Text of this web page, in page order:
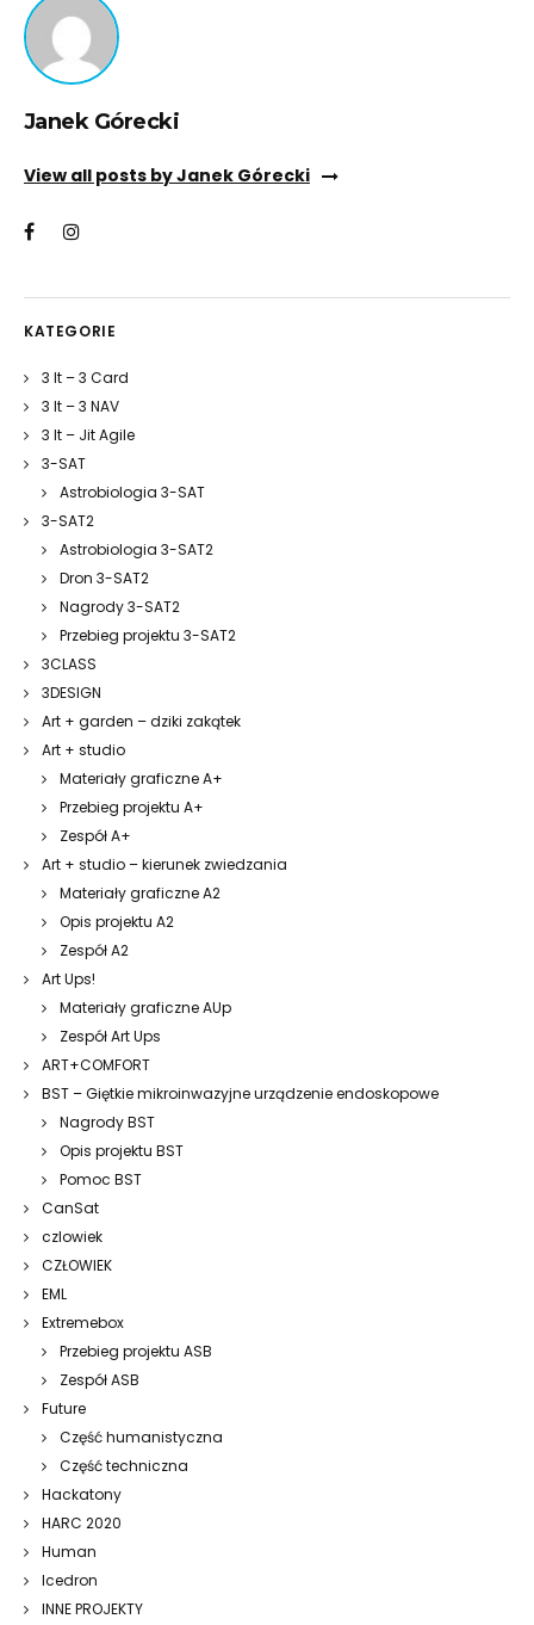
Janek Górecki
View all posts by Janek Górecki
KATEGORIE
3 It – 3 Card
3 It – 3 NAV
3 It – Jit Agile
3-SAT
Astrobiologia 3-SAT
3-SAT2
Astrobiologia 3-SAT2
Dron 3-SAT2
Nagrody 3-SAT2
Przebieg projektu 3-SAT2
3CLASS
3DESIGN
Art + garden – dziki zakątek
Art + studio
Materiały graficzne A+
Przebieg projektu A+
Zespół A+
Art + studio – kierunek zwiedzania
Materiały graficzne A2
Opis projektu A2
Zespół A2
Art Ups!
Materiały graficzne AUp
Zespół Art Ups
ART+COMFORT
BST – Giętkie mikroinwazyjne urządzenie endoskopowe
Nagrody BST
Opis projektu BST
Pomoc BST
CanSat
czlowiek
CZŁOWIEK
EML
Extremebox
Przebieg projektu ASB
Zespół ASB
Future
Część humanistyczna
Część techniczna
Hackatony
HARC 2020
Human
Icedron
INNE PROJEKTY